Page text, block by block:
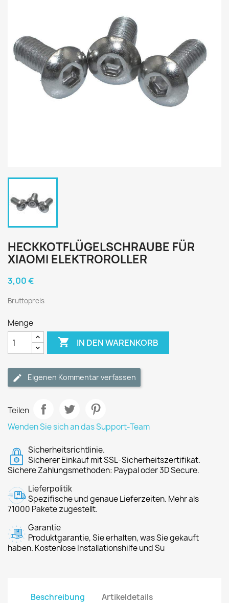
HECKKOTFLÜGELSCHRAUBE FÜR
XIAOMI ELEKTROROLLER
3,00 €
Bruttopreis
Menge
 IN DEN WARENKORB
Eigenen Kommentar verfassen
Teilen
Wenden Sie sich an das Support-Team
Sicherheitsrichtlinie.
Sicherer Einkauf mit SSL-Sicherheitszertifikat.
Sichere Zahlungsmethoden: Paypal oder 3D Secure.
Lieferpolitik
Spezifische und genaue Lieferzeiten. Mehr als
71000 Pakete zugestellt.
Garantie
Produktgarantie, Sie erhalten, was Sie gekauft
haben. Kostenlose Installationshilfe und Su
Beschreibung Artikeldetails